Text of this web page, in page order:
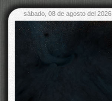
sábado, 08 de agosto del 2026